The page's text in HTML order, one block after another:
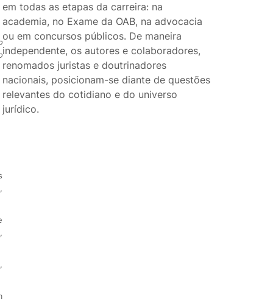
em todas as etapas da carreira: na
academia, no Exame da OAB, na advocacia
ou em concursos públicos. De maneira
independente, os autores e colaboradores,
renomados juristas e doutrinadores
nacionais, posicionam-se diante de questões
relevantes do cotidiano e do universo
jurídico.